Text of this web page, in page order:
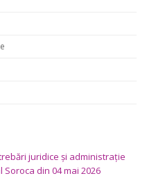
juridice şi administraţie
din 04 mai 2026